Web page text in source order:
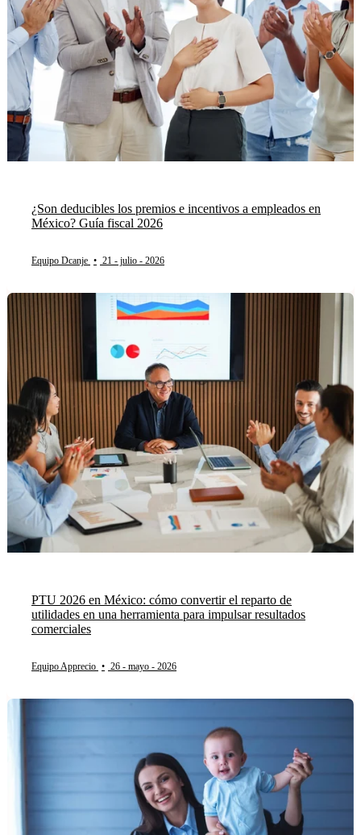
¿Son deducibles los premios e incentivos a empleados en
México? Guía fiscal 2026
Equipo Dcanje • 21 - julio - 2026
PTU 2026 en México: cómo convertir el reparto de
utilidades en una herramienta para impulsar resultados
comerciales
Equipo Apprecio • 26 - mayo - 2026